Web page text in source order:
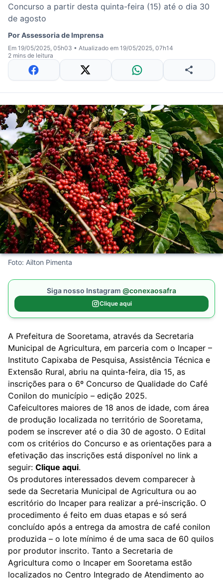
Concurso a partir desta quinta-feira (15) até o dia 30
de agosto
PorAssessoria de Imprensa
Em 19/05/2025, 05h03 • Atualizado em 19/05/2025, 07h14
2 mins de leitura
Foto: Ailton Pimenta
Siga nosso Instagram @conexaosafra
Clique aqui
A Prefeitura de Sooretama, através da Secretaria
Municipal de Agricultura, em parceria com o Incaper –
Instituto Capixaba de Pesquisa, Assistência Técnica e
Extensão Rural, abriu na quinta-feira, dia 15, as
inscrições para o 6º Concurso de Qualidade do Café
Conilon do município – edição 2025.
Cafeicultores maiores de 18 anos de idade, com área
de produção localizada no território de Sooretama,
podem se inscrever até o dia 30 de agosto. O Edital
com os critérios do Concurso e as orientações para a
efetivação das inscrições está disponível no link a
seguir: Clique aqui.
Os produtores interessados devem comparecer à
sede da Secretaria Municipal de Agricultura ou ao
escritório do Incaper para realizar a pré-inscrição. O
procedimento é feito em duas etapas e só será
concluído após a entrega da amostra de café conilon
produzida – o lote mínimo é de uma saca de 60 quilos
por produtor inscrito. Tanto a Secretaria de
Agricultura como o Incaper em Sooretama estão
localizados no Centro Integrado de Atendimento ao